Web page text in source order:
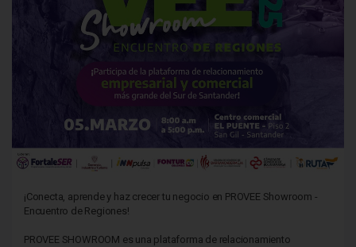
¡Conecta, aprende y haz crecer tu negocio en PROVEE Showroom -
Encuentro de Regiones!
PROVEE SHOWROOM es una plataforma de relacionamiento